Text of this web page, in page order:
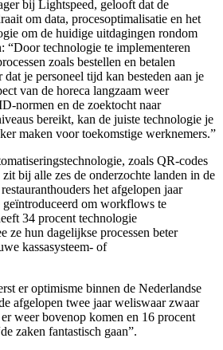
bij Lightspeed, gelooft dat de
om data, procesoptimalisatie en het
om de huidige uitdagingen rondom
“Door technologie te implementeren
zoals bestellen en betalen
je personeel tijd kan besteden aan je
van de horeca langzaam weer
normen en de zoektocht naar
bereikt, kan de juiste technologie je
maken voor toekomstige werknemers.”
zoals QR-codes
bij alle zes de onderzochte landen in de
het afgelopen jaar
om workflows te
34 procent technologie
ze hun dagelijkse processen beter
kassasysteem- of
er optimisme binnen de Nederlandse
afgelopen twee jaar weliswaar zwaar
weer bovenop komen en 16 procent
zaken fantastisch gaan”.